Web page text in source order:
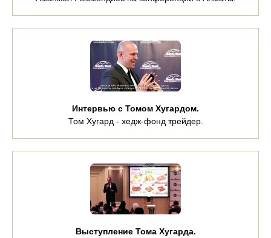
Интервью с Томом Хугардом.
Том Хугард - хедж-фонд трейдер.
Выступление Тома Хугарда.